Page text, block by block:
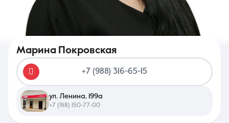
О компании Контакты
8 (861) 297-00-00
Ежедневно с 08:30 до 20:00
Марина Покровская
+7 (988) 316-65-15
ул. Ленина, 199а
+7 (918) 150-77-00